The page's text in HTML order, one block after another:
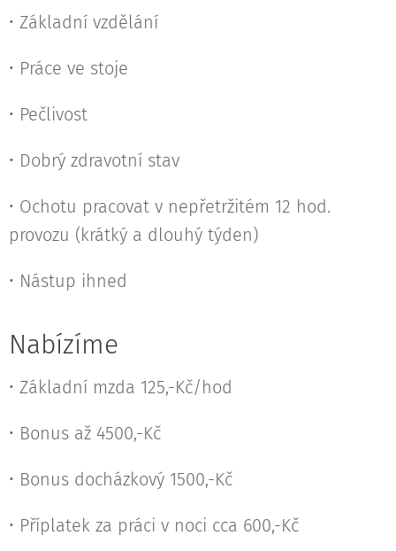
• Základní vzdělání
• Práce ve stoje
• Pečlivost
• Dobrý zdravotní stav
• Ochotu pracovat v nepřetržitém 12 hod.
provozu (krátký a dlouhý týden)
• Nástup ihned
Nabízíme
• Základní mzda 125,-Kč/hod
• Bonus až 4500,-Kč
• Bonus docházkový 1500,-Kč
• Příplatek za práci v noci cca 600,-Kč